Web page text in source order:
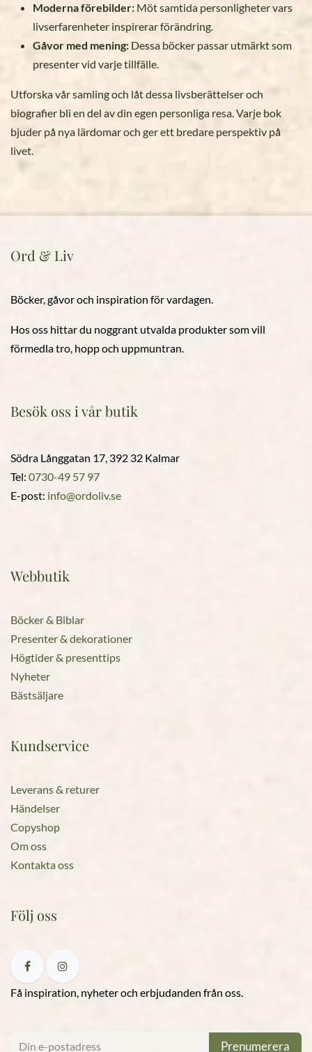
Moderna förebilder: Möt samtida personligheter vars
livserfarenheter inspirerar förändring.
Gåvor med mening: Dessa böcker passar utmärkt som
presenter vid varje tillfälle.
Utforska vår samling och låt dessa livsberättelser och
biografier bli en del av din egen personliga resa. Varje bok
bjuder på nya lärdomar och ger ett bredare perspektiv på
livet.
Ord & Liv
Böcker, gåvor och inspiration för vardagen.
Hos oss hittar du noggrant utvalda produkter som vill
förmedla tro, hopp och uppmuntran.
Besök oss i vår butik
Södra Långgatan 17, 392 32 Kalmar
Tel: 0730-49 57 97
E-post: info@ordoliv.se
Webbutik
Böcker & Biblar
Presenter & dekorationer
Högtider & presenttips
Nyheter
Bästsäljare
Kundservice
Leverans & returer
Händelser
Copyshop
Om oss
Kontakta oss
Följ oss
Få inspiration, nyheter och erbjudanden från oss.
Prenumerera